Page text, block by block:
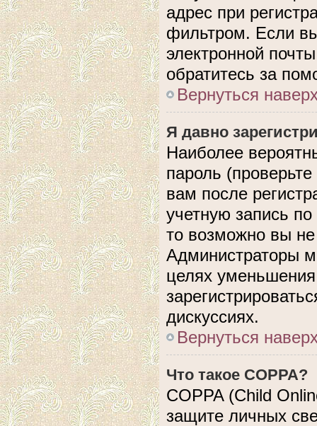
адрес при
фильтром. Если
электронной
обратитесь за
Вернуться
Я давно
Наиболее
пароль
вам после
учетную запись
то возможно вы
Администраторы
целях
дискуссиях.
Вернуться
Что такое COPPA?
COPPA (Child
защите личных